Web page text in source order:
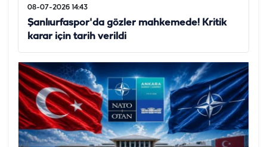
08-07-2026 14:43
Şanlıurfaspor'da gözler mahkemede! Kritik
karar için tarih verildi